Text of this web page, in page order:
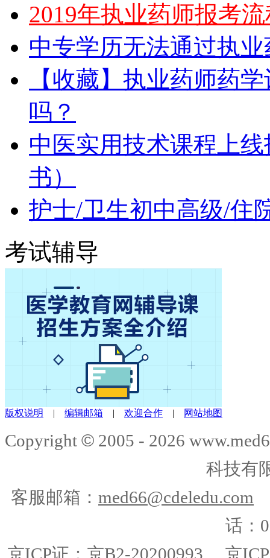
2019年执业药师报考
中专学历无法通过执
【收藏】执业药师药
吗？
中医实用技术课程上
书）
护士/卫生初中高级/住
考试辅导
版权说明 | 编辑邮箱 | 欢迎合作 | 网站地图
Copyright © 2005 - 2026
科技有
客服邮箱： med66@cdeledu.com
话：
京ICP证：京B2-20200993
京